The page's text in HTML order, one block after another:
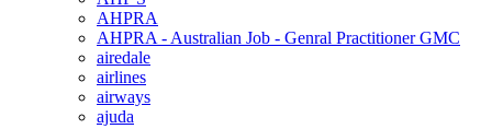
AHPRA
AHPRA - Australian Job - Genral Practitioner GMC
airedale
airlines
airways
ajuda